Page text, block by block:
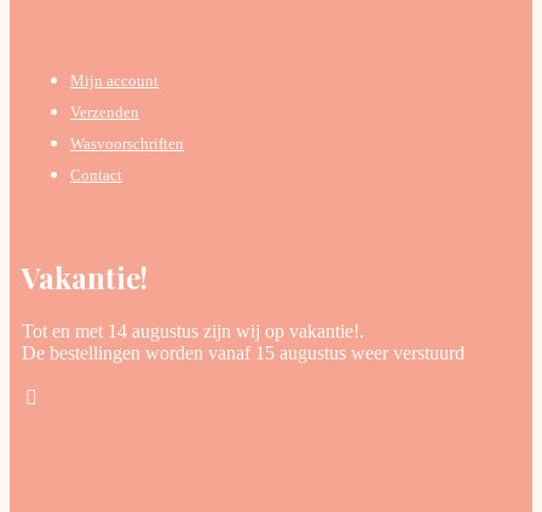
Mijn account
Verzenden
Wasvoorschriften
Contact
Vakantie!
Tot en met 14 augustus zijn wij op vakantie!.
De bestellingen worden vanaf 15 augustus weer verstuurd